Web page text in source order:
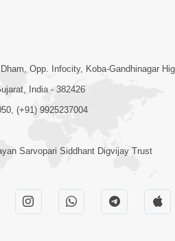
Opp. Infocity, Koba-Gandhinagar
India - 382426
(+91) 9925237004
Sarvopari Siddhant Digvijay Trust